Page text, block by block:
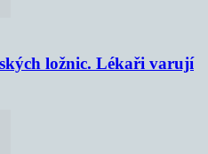
ložnic. Lékaři varují